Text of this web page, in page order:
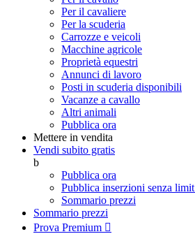
Per il cavaliere
Per la scuderia
Carrozze e veicoli
Macchine agricole
Proprietà equestri
Annunci di lavoro
Posti in scuderia disponibili
Vacanze a cavallo
Altri animali
Pubblica ora
Mettere in vendita
Vendi subito gratis
b
Pubblica ora
Pubblica inserzioni senza limit
Sommario prezzi
Sommario prezzi
Prova Premium 